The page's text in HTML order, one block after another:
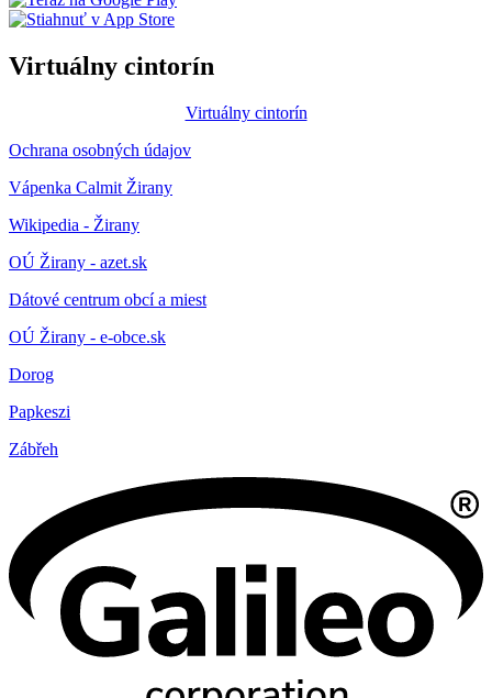
Virtuálny cintorín
Virtuálny cintorín
Ochrana osobných údajov
Vápenka Calmit Žirany
Wikipedia - Žirany
OÚ Žirany - azet.sk
Dátové centrum obcí a miest
OÚ Žirany - e-obce.sk
Dorog
Papkeszi
Zábřeh